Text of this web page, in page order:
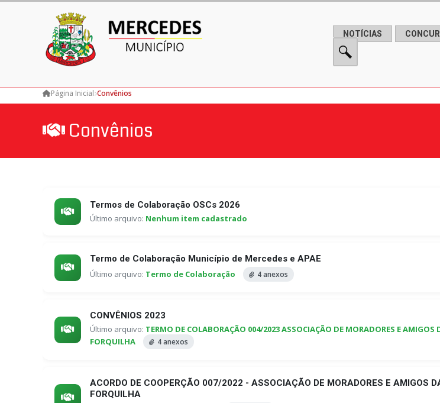
NOTÍCIAS
Página Inicial Convênios
Convênios
Termos de Colaboração OSCs 2026
Último arquivo: Nenhum item cadastrado
Termo de Colaboração Município de Mercedes e APAE
Último arquivo: Termo de Colaboração 4 anexos
CONVÊNIOS 2023
Último arquivo: TERMO DE COLABORAÇÃO 004/2023 ASSOCIAÇÃO DE MORADORES E AMIGOS
FORQUILHA
4 anexos
ACORDO DE COOPERÇÃO 007/2022 - ASSOCIAÇÃO DE MORADORES E AMIGOS
FORQUILHA